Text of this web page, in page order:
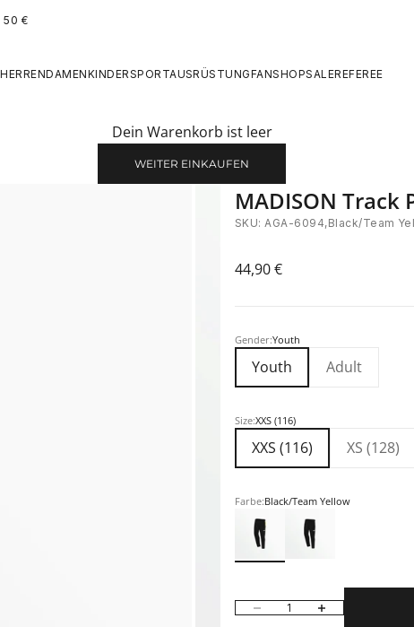
€
HERRENDAMENKINDERSPORTAUSRÜSTUNGFANSHOPSALEREFEREE
Dein Warenkorb ist leer
WEITER EINKAUFEN
2 3
MADISON Track
SKU: AGA-6094,Black/Team
Angebot
44,90 €
Gender:Youth
Youth Adult
Size:XXS (116)
XXS (116) XS (128)
Farbe:Black/Team Yellow
Black/Team Yellow
Black/White
Anzahl verringernAnzahl erhöhen